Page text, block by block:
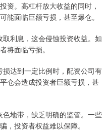
资。高杠杆放大收益的同时，
能面临巨额亏损，甚至爆仓。
利息，这会侵蚀投资收益。如
将面临亏损。
达到一定比例时，配资公司有
仓会造成投资者巨额亏损，甚
地带，缺乏明确的监管。一些
，投资者权益难以保障。